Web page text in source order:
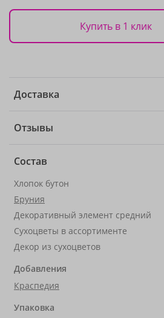
Купить в 1 клик
Доставка
Отзывы
Состав
Хлопок бутон
Бруния
Декоративный элемент средний
Сухоцветы в ассортименте
Декор из сухоцветов
Добавления
Краспедия
Упаковка